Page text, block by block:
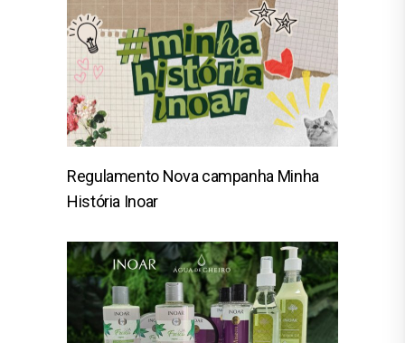
Regulamento Nova campanha Minha
História Inoar